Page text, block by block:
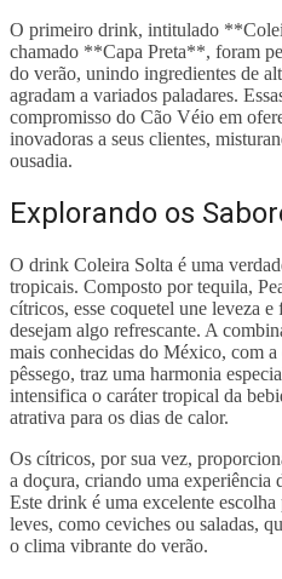
O primeiro drink, intitulado
chamado **Capa Preta**, foram
do verão, unindo ingredientes de
agradam a variados paladares.
compromisso do Cão Véio em
inovadoras a seus clientes,
ousadia.
Explorando os
O drink Coleira Solta é uma
tropicais. Composto por tequila,
cítricos, esse coquetel une leveza e
desejam algo refrescante. A
mais conhecidas do México, com
pêssego, traz uma harmonia
intensifica o caráter tropical da
atrativa para os dias de calor.
Os cítricos, por sua vez,
a doçura, criando uma experiência
Este drink é uma excelente
leves, como ceviches ou saladas,
o clima vibrante do verão.